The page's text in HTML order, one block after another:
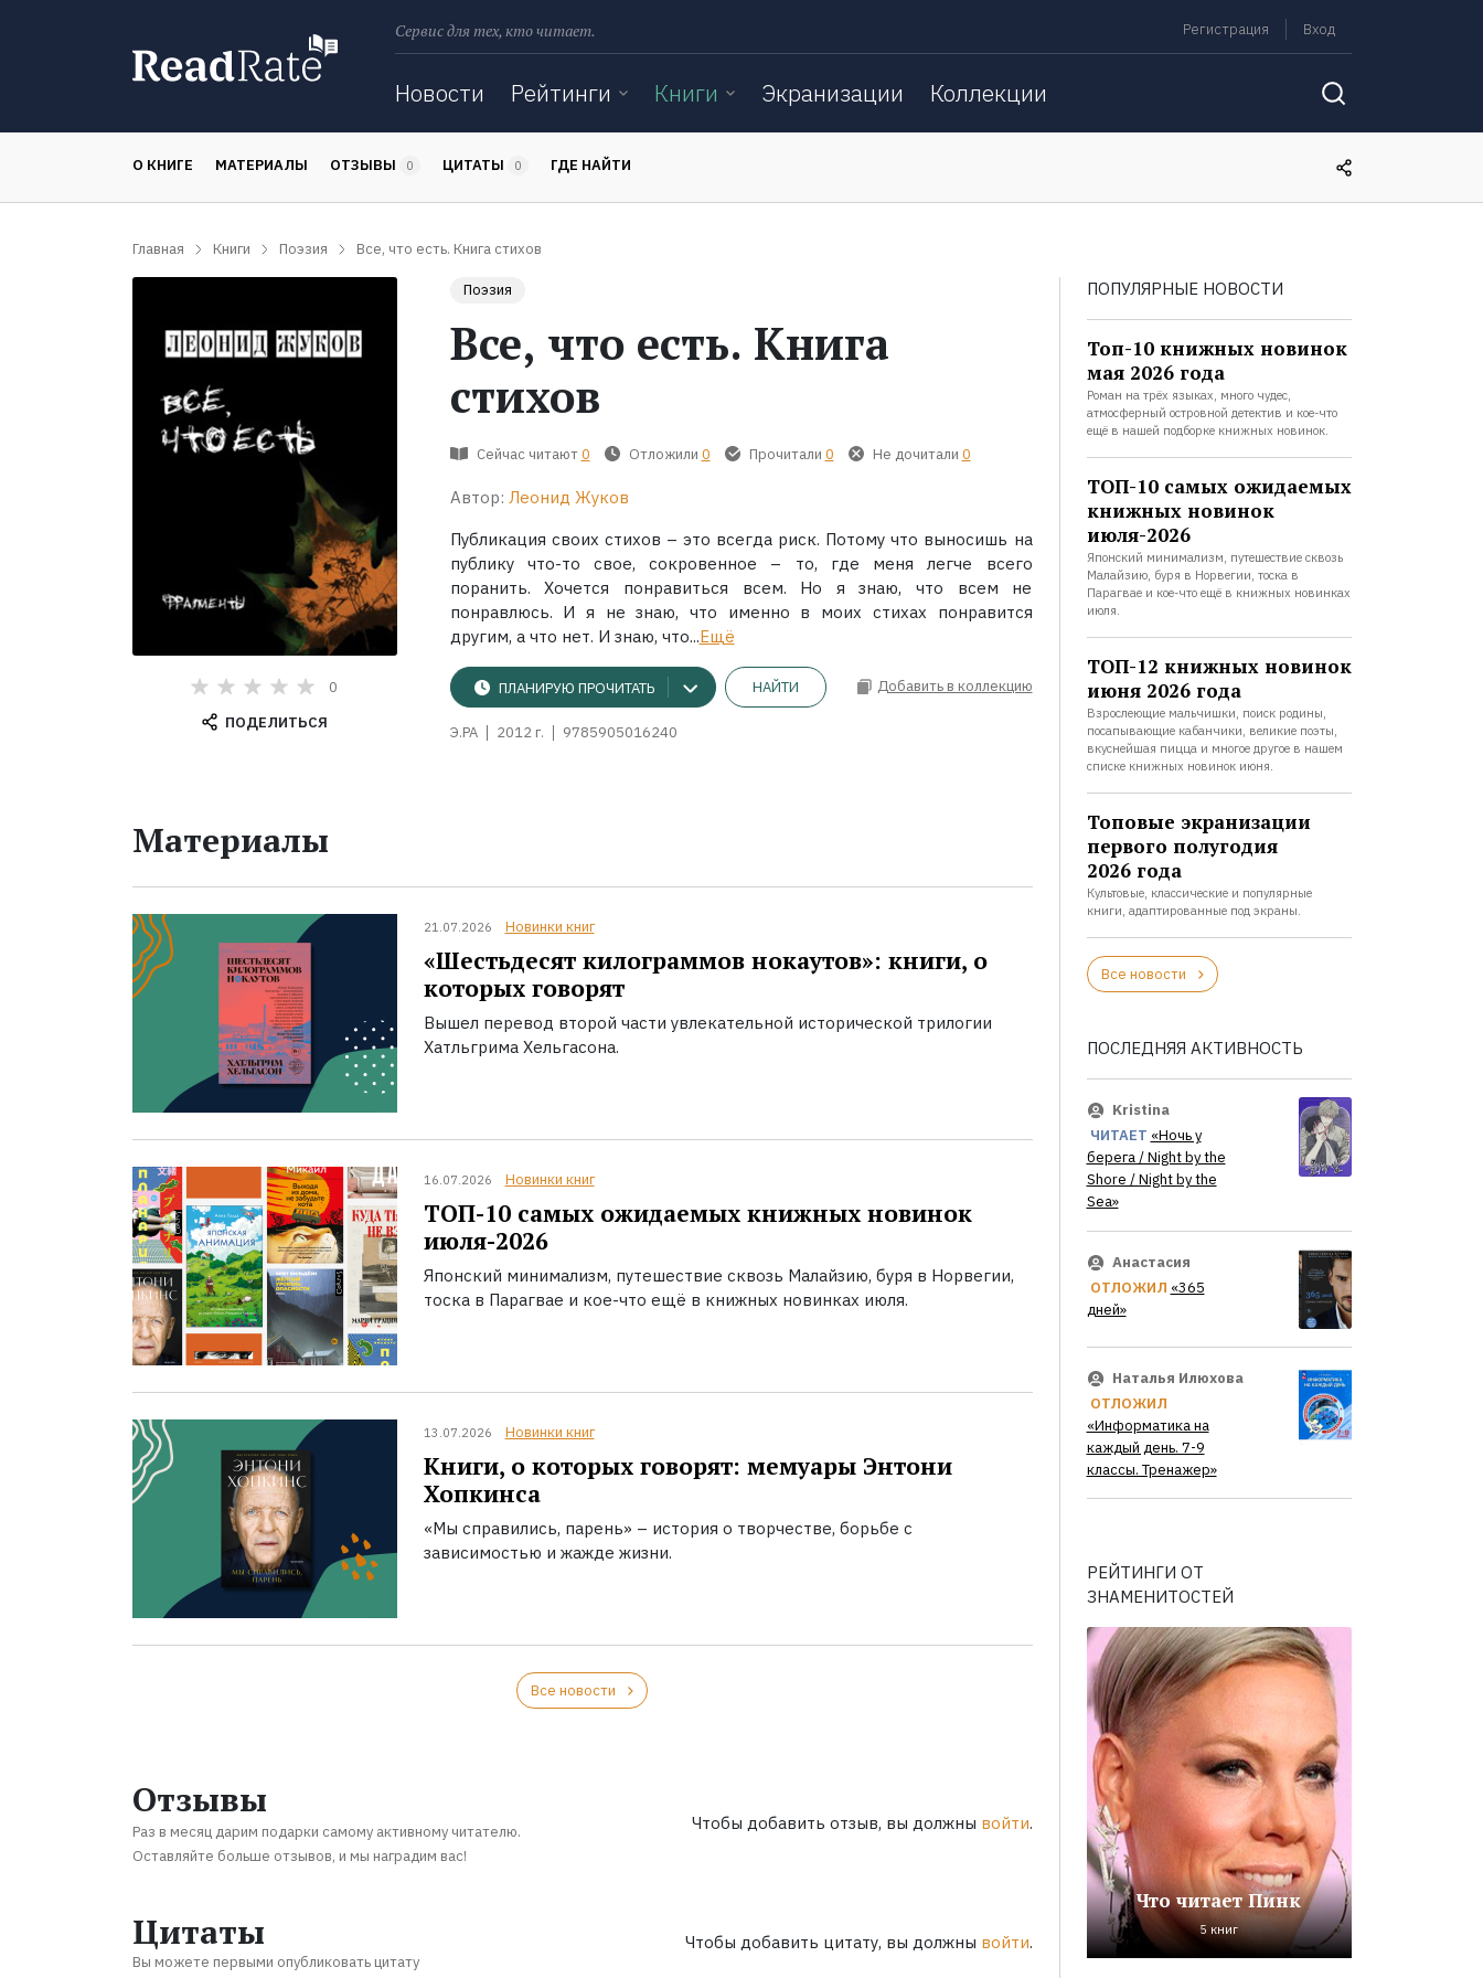
Сервис для тех, кто читает. Регистрация Вход
Новости Рейтинги Книги Экранизации Коллекции
О КНИГЕ МАТЕРИАЛЫ ОТЗЫВЫ 0 ЦИТАТЫ 0 ГДЕ НАЙТИ
Главная Книги Поэзия Все, что есть. Книга стихов
0
ПОДЕЛИТЬСЯ
Поэзия
Все, что есть. Книга
стихов
Сейчас читают 0 Отложили 0 Прочитали 0 Не дочитали 0
Автор: Леонид Жуков
Публикация своих стихов – это всегда риск. Потому что выносишь на
публику что-то свое, сокровенное – то, где меня легче всего
поранить. Хочется понравиться всем. Но я знаю, что всем не
понравлюсь. И я не знаю, что именно в моих стихах понравится
другим, а что нет. И знаю, что...Ещё
ПЛАНИРУЮ ПРОЧИТАТЬ НАЙТИ Добавить в коллекцию
Э.РА 2012 г. 9785905016240
Материалы
21.07.2026 Новинки книг
«Шестьдесят килограммов нокаутов»: книги, о
которых говорят
Вышел перевод второй части увлекательной исторической трилогии
Хатльгрима Хельгасона.
16.07.2026 Новинки книг
ТОП-10 самых ожидаемых книжных новинок
июля-2026
Японский минимализм, путешествие сквозь Малайзию, буря в Норвегии,
тоска в Парагвае и кое-что ещё в книжных новинках июля.
13.07.2026 Новинки книг
Книги, о которых говорят: мемуары Энтони
Хопкинса
«Мы справились, парень» – история о творчестве, борьбе с
зависимостью и жажде жизни.
Все новости
Отзывы
Раз в месяц дарим подарки самому активному читателю.
Оставляйте больше отзывов, и мы наградим вас!
Чтобы добавить отзыв, вы должны войти.
Цитаты
Вы можете первыми опубликовать цитату
Чтобы добавить цитату, вы должны войти.
ПОПУЛЯРНЫЕ НОВОСТИ
Топ-10 книжных новинок
мая 2026 года
Роман на трёх языках, много чудес,
атмосферный островной детектив и кое-что
ещё в нашей подборке книжных новинок.
ТОП-10 самых ожидаемых
книжных новинок
июля-2026
Японский минимализм, путешествие сквозь
Малайзию, буря в Норвегии, тоска в
Парагвае и кое-что ещё в книжных новинках
июля.
ТОП-12 книжных новинок
июня 2026 года
Взрослеющие мальчишки, поиск родины,
посапывающие кабанчики, великие поэты,
вкуснейшая пицца и многое другое в нашем
списке книжных новинок июня.
Топовые экранизации
первого полугодия
2026 года
Культовые, классические и популярные
книги, адаптированные под экраны.
Все новости
ПОСЛЕДНЯЯ АКТИВНОСТЬ
Kristina
ЧИТАЕТ «Ночь у
берега / Night by the
Shore / Night by the
Sea»
Анастасия
ОТЛОЖИЛ «365
дней»
Наталья Илюхова
ОТЛОЖИЛ
«Информатика на
каждый день. 7-9
классы. Тренажер»
РЕЙТИНГИ ОТ
ЗНАМЕНИТОСТЕЙ
Что читает Пинк
5 книг